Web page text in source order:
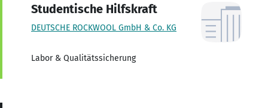
Studentische Hilfskraft
DEUTSCHE ROCKWOOL GmbH & Co. KG
Labor & Qualitätssicherung